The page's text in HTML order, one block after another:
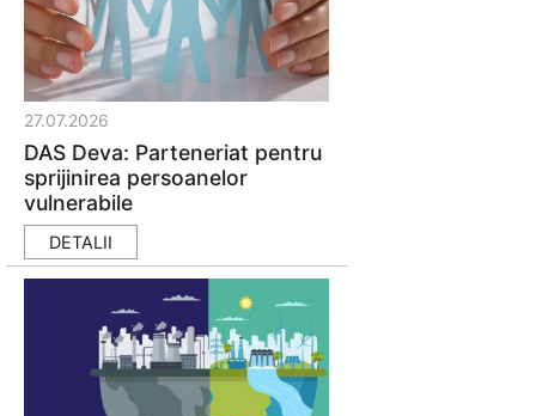
27.07.2026
DAS Deva: Parteneriat pentru
sprijinirea persoanelor
vulnerabile
DETALII